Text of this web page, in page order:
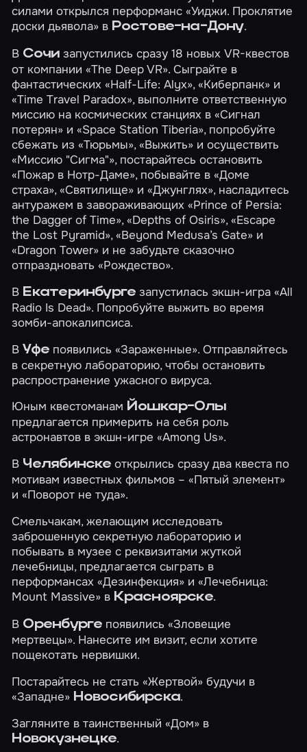
силами открылся перформанс«Уиджи. Проклятие
доски дьявола» в Ростове-на-Дону.
В Сочи запустились сразу 18 новых VR-квестов
от компании «The Deep VR». Сыграйте в
фантастических«Half-Life: Alyx»,«Киберпанк» и
«Time Travel Paradox», выполните ответственную
миссию на космических станциях в«Сигнал
потерян» и«Space Station Tiberia», попробуйте
сбежать из«Тюрьмы»,«Выжить» и осуществить
«Миссию "Сигма"», постарайтесь остановить
«Пожар в Нотр-Даме», побывайте в«Доме
страха»,«Святилище» и«Джунглях», насладитесь
антуражем в завораживающих«Prince of Persia:
the Dagger of Time»,«Depths of Osiris»,«Escape
the Lost Pyramid»,«Beyond Medusa’s Gate» и
«Dragon Tower» и не забудьте сказочно
отпраздновать«Рождество».
В Екатеринбурге запустилась экшн-игра«All
Radio Is Dead». Попробуйте выжить во время
зомби-апокалипсиса.
ВУфе появились«Зараженные». Отправляйтесь
в секретную лабораторию, чтобы остановить
распространение ужасного вируса.
Юным квестоманам Йошкар-Олы
предлагается примерить на себя роль
астронавтов в экшн-игре«Among Us».
В Челябинске открылись сразу два квеста по
мотивам известных фильмов –«Пятый элемент»
и«Поворот не туда».
Смельчакам, желающим исследовать
заброшенную секретную лабораторию и
побывать в музее с реквизитами жуткой
лечебницы, предлагается сыграть в
перформансах«Дезинфекция» и«Лечебница:
Mount Massive» в Красноярске.
В Оренбурге появились«Зловещие
мертвецы». Нанесите им визит, если хотите
пощекотать нервишки.
Постарайтесь не стать«Жертвой» будучи в
«Западне» Новосибирска.
Загляните в таинственный«Дом» в
Новокузнецке.